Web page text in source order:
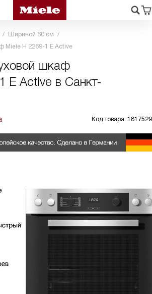
Шириной 60 см
Miele H 2269-1 E Active
шкаф
E Active в Санкт-
Код товара: 1817529